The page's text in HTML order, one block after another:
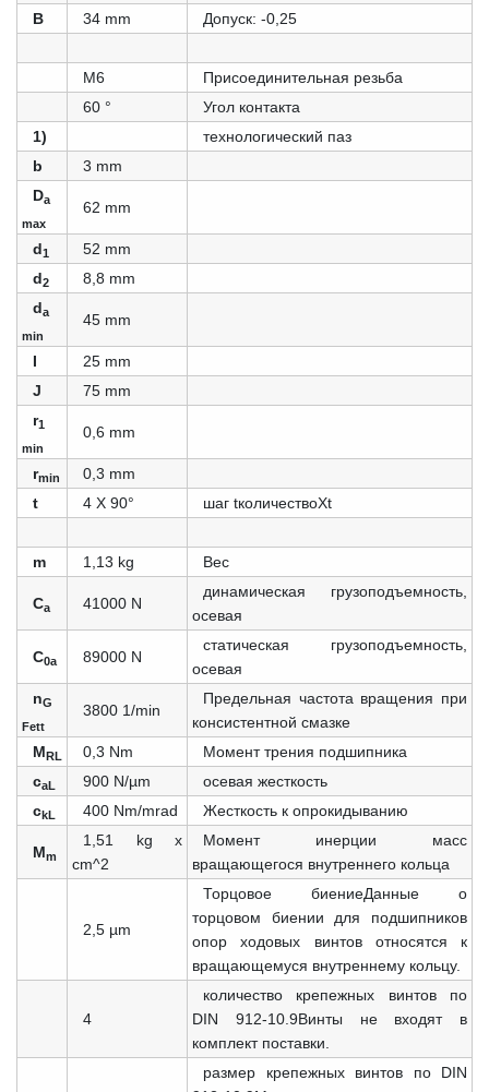
B
34 mm Допуск: -0,25
M6
Присоединительная резьба
60 °
Угол контакта
1)
технологический паз
b
3 mm
Da
max
62 mm
d1
52 mm
d2
8,8 mm
da
min
45 mm
I
25 mm
J
75 mm
r1
min
0,6 mm
rmin
0,3 mm
t
4 X 90° шаг tколичествоXt
m 1,13 kg Вес
Ca 41000 N
динамическая грузоподъемность,
осевая
C0a 89000 N
статическая грузоподъемность,
осевая
nG
Fett
3800 1/min
Предельная частота вращения при
консистентной смазке
MRL 0,3 Nm
Момент трения подшипника
caL 900 N/µm
осевая жесткость
ckL 400 Nm/mrad Жесткость к опрокидыванию
Mm
1,51 kg x
cm^2
Момент инерции масс
вращающегося внутреннего кольца
2,5 µm
Торцовое биениеДанные о
торцовом биении для подшипников
опор ходовых винтов относятся к
вращающемуся внутреннему кольцу.
4
количество крепежных винтов по
DIN 912-10.9Винты не входят в
комплект поставки.
размер крепежных винтов по DIN